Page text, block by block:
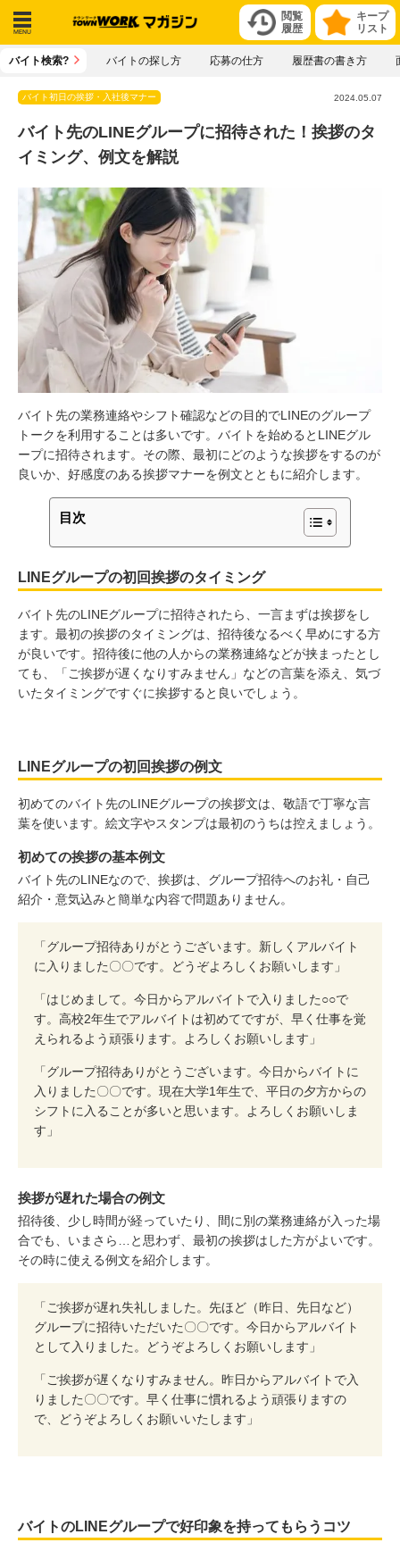
キープ
リスト
閲覧
履歴
メニ
バイト検索? バイトの探し方 応募の仕方 履歴書の書き方
バイト初日の挨拶・入社後マナー 2024.05.07
バイト先のLINEグループに招待された！挨拶のタ
イミング、例文を解説
バイト先の業務連絡やシフト確認などの目的でLINEのグループ
トークを利用することは多いです。バイトを始めるとLINEグル
ープに招待されます。その際、最初にどのような挨拶をするのが
良いか、好感度のある挨拶マナーを例文とともに紹介します。
目次
LINEグループの初回挨拶のタイミング
バイト先のLINEグループに招待されたら、一言まずは挨拶をし
ます。最初の挨拶のタイミングは、招待後なるべく早めにする方
が良いです。招待後に他の人からの業務連絡などが挟まったとし
ても、「ご挨拶が遅くなりすみません」などの言葉を添え、気づ
いたタイミングですぐに挨拶すると良いでしょう。
LINEグループの初回挨拶の例文
初めてのバイト先のLINEグループの挨拶文は、敬語で丁寧な言
葉を使います。絵文字やスタンプは最初のうちは控えましょう。
初めての挨拶の基本例文
バイト先のLINEなので、挨拶は、グループ招待へのお礼・自己
紹介・意気込みと簡単な内容で問題ありません。
「グループ招待ありがとうございます。新しくアルバイト
に入りました〇〇です。どうぞよろしくお願いします」
「はじめまして。今日からアルバイトで入りました○○で
す。高校2年生でアルバイトは初めてですが、早く仕事を覚
えられるよう頑張ります。よろしくお願いします」
「グループ招待ありがとうございます。今日からバイトに
入りました〇〇です。現在大学1年生で、平日の夕方からの
シフトに入ることが多いと思います。よろしくお願いしま
す」
挨拶が遅れた場合の例文
招待後、少し時間が経っていたり、間に別の業務連絡が入った場
合でも、いまさら…と思わず、最初の挨拶はした方がよいです。
その時に使える例文を紹介します。
「ご挨拶が遅れ失礼しました。先ほど（昨日、先日など）
グループに招待いただいた〇〇です。今日からアルバイト
として入りました。どうぞよろしくお願いします」
「ご挨拶が遅くなりすみません。昨日からアルバイトで入
りました〇〇です。早く仕事に慣れるよう頑張りますの
で、どうぞよろしくお願いいたします」
バイトのLINEグループで好印象を持ってもらうコツ